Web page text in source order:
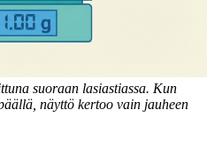
suoraan lasiastiassa. Kun
näyttö kertoo vain jauheen